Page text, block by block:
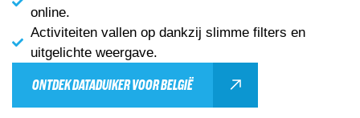
online.
Activiteiten vallen op dankzij slimme filters en
uitgelichte weergave.
ONTDEK DATADUIKER VOOR BELGIË